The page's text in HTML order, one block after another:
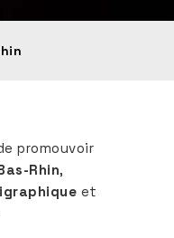
promouvoir
Rhin,
et